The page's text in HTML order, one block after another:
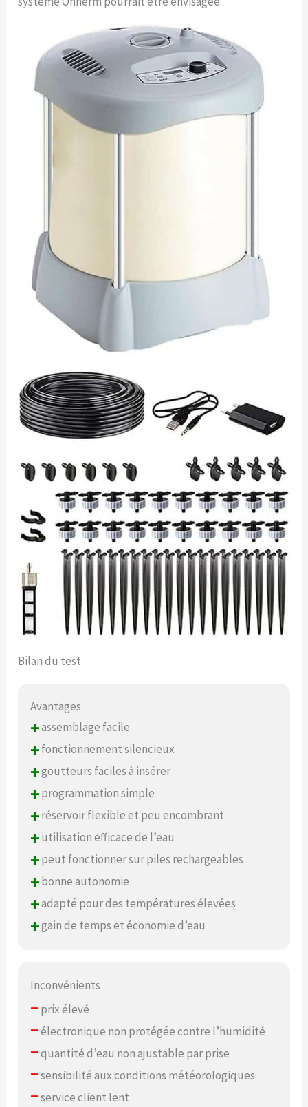
Bilan du test
Avantages
+assemblage facile
+fonctionnement silencieux
+goutteurs faciles à insérer
+programmation simple
+réservoir flexible et peu encombrant
+utilisation efficace de l’eau
+peut fonctionner sur piles rechargeables
+bonne autonomie
+adapté pour des températures élevées
+gain de temps et économie d’eau
Inconvénients
–prix élevé
–électronique non protégée contre l’humidité
–quantité d’eau non ajustable par prise
–sensibilité aux conditions météorologiques
–service client lent